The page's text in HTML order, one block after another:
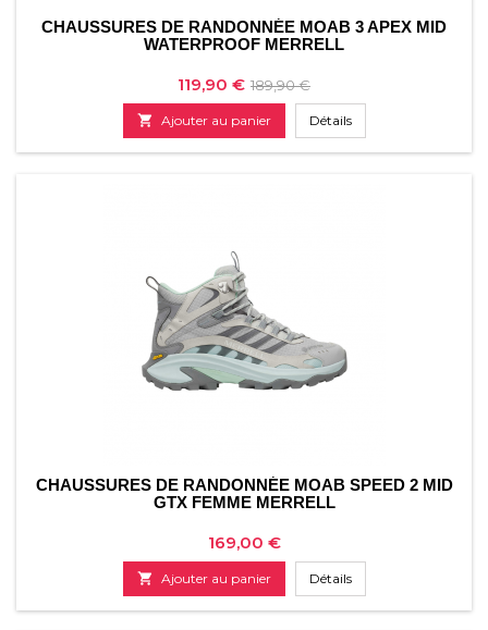
CHAUSSURES DE RANDONNÉE MOAB 3 APEX MID
WATERPROOF MERRELL
Prix
119,90 € Prix
de
base
189,90 €
 Ajouter au panier Détails
CHAUSSURES DE RANDONNÉE MOAB SPEED 2 MID
GTX FEMME MERRELL
Prix
169,00 €
 Ajouter au panier Détails